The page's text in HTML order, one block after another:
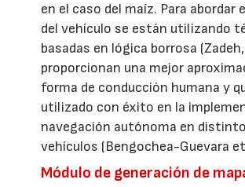
en el caso del maíz. Para abordar
del vehículo se están utilizando
basadas en lógica borrosa
proporcionan una mejor
forma de conducción humana y
utilizado con éxito en la
navegación autónoma en
vehículos (Bengochea-Guevara
Módulo de generación de